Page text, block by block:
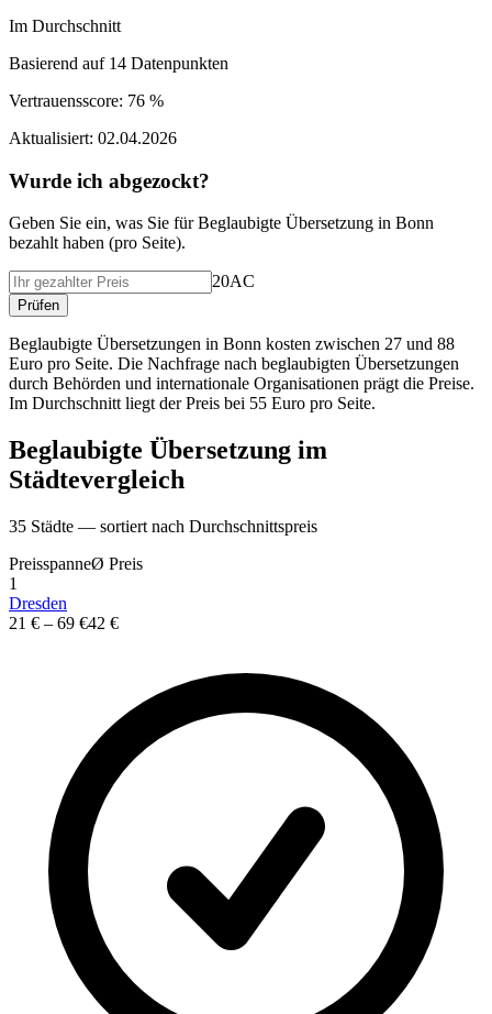
Im Durchschnitt
Basierend auf 14 Datenpunkten
Vertrauensscore: 76 %
Aktualisiert: 02.04.2026
Wurde ich abgezockt?
Geben Sie ein, was Sie fürBeglaubigte Übersetzung in Bonn
bezahlt haben (pro Seite).
20AC
Prüfen
Beglaubigte Übersetzungen in Bonn kosten zwischen 27 und 88
Euro pro Seite. Die Nachfrage nach beglaubigten Übersetzungen
durch Behörden und internationale Organisationen prägt die Preise.
Im Durchschnitt liegt der Preis bei 55 Euro pro Seite.
Beglaubigte Übersetzung im
Städtevergleich
35 Städte — sortiert nach Durchschnittspreis
PreisspanneØ Preis
1
Dresden
21 € – 69 €42 €